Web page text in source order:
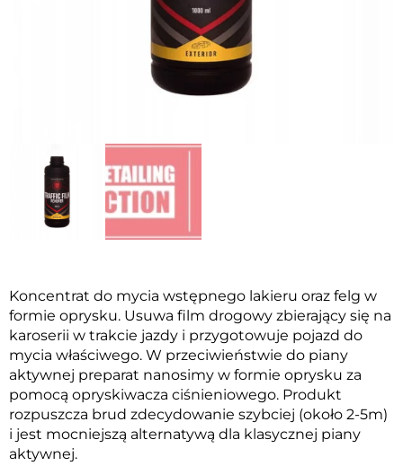
Koncentrat do mycia wstępnego lakieru oraz felg w
formie oprysku. Usuwa film drogowy zbierający się na
karoserii w trakcie jazdy i przygotowuje pojazd do
mycia właściwego. W przeciwieństwie do piany
aktywnej preparat nanosimy w formie oprysku za
pomocą opryskiwacza ciśnieniowego. Produkt
rozpuszcza brud zdecydowanie szybciej (około 2-5m)
i jest mocniejszą alternatywą dla klasycznej piany
aktywnej.